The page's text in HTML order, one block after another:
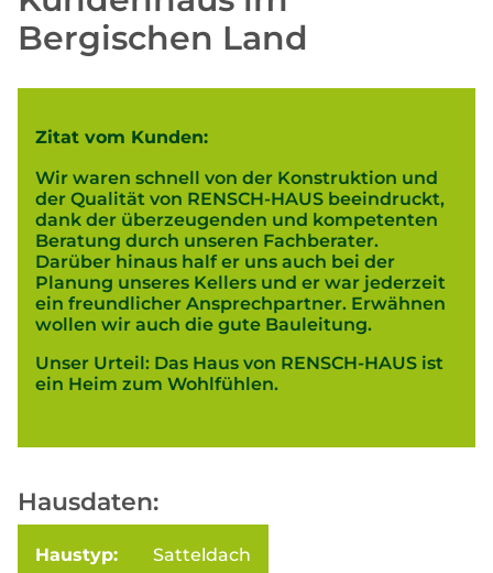
Bergischen Land
Zitat vom Kunden:
Wir waren schnell von der Konstruktion und
der Qualität von RENSCH-HAUS beeindruckt,
dank der überzeugenden und kompetenten
Beratung durch unseren Fachberater.
Darüber hinaus half er uns auch bei der
Planung unseres Kellers und er war jederzeit
ein freundlicher Ansprechpartner. Erwähnen
wollen wir auch die gute Bauleitung.
Unser Urteil: Das Haus von RENSCH-HAUS ist
ein Heim zum Wohlfühlen.
Hausdaten:
Haustyp: Satteldach